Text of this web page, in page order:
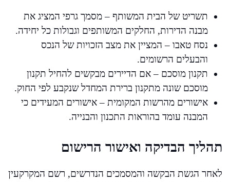
תשריט של הבית המשותף – מסמך גרפי המציג את
מבנה הדירות, החלקים המשותפים וגבולות כל יחידה.
נסח טאבו – המציין את מצב הזכויות של הנכס
והבעלים הרשומים.
תקנון מוסכם – אם הדיירים מבקשים להחיל תקנון
מוסכם שונה מתקנון ברירת המחדל שנקבע לפי החוק.
אישורים מהרשות המקומית – אישורים המעידים כי
המבנה עומד בהוראות התכנון והבנייה.
תהליך הבדיקה ואישור הרישום
לאחר הגשת הבקשה והמסמכים הנדרשים, רשם המקרקעין